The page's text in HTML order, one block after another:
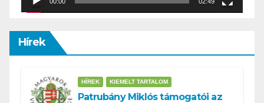
Hírek
HÍREK KIEMELT TARTALOM
Patrubány Miklós támogatói az